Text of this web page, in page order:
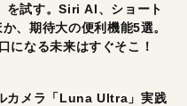
を試す。Siri AI、ショート
、期待大の便利機能5選。
になる未来はすぐそこ！
カメラ「Luna Ultra」実践